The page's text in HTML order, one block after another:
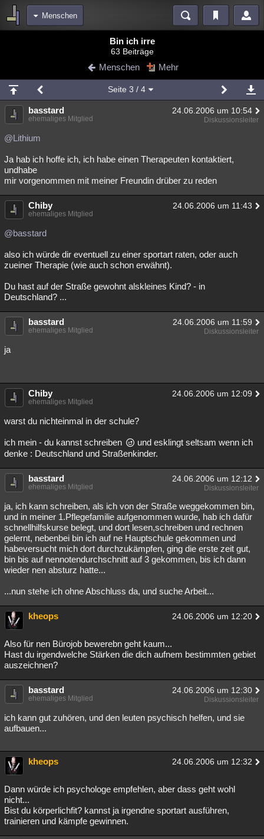
Menschen
Blogs
Chat Wiki Neuigkeiten
meine Rubriken
Menschen Mystery Kriminalfälle
Spiritualität
Natur Umfragen Unterhaltung
weitere Rubriken
Philosophie Träume Orte Esoterik Literatur
Astronomie Helpdesk
Übersichten
Lesenswert
Bin ich irre
63 Beiträge
Menschen Mehr
Seite 3 / 4
basstard 24.06.2006 um 10:54
ehemaliges Mitglied Diskussionsleiter
@Lithium
Ja hab ich hoffe ich, ich habe einen Therapeuten kontaktiert,
undhabe
mir vorgenommen mit meiner Freundin drüber zu reden
Chiby 24.06.2006 um 11:43
ehemaliges Mitglied
@basstard
also ich würde dir eventuell zu einer sportart raten, oder auch
zueiner Therapie (wie auch schon erwähnt).
Du hast auf der Straße gewohnt alskleines Kind? - in
Deutschland? ...
basstard 24.06.2006 um 11:59
ehemaliges Mitglied Diskussionsleiter
ja
Chiby 24.06.2006 um 12:09
ehemaliges Mitglied
warst du nichteinmal in der schule?
ich mein - du kannst schreiben
und esklingt seltsam wenn ich
denke : Deutschland und Straßenkinder.
basstard 24.06.2006 um 12:12
ehemaliges Mitglied Diskussionsleiter
ja, ich kann schreiben, als ich von der Straße weggekommen bin,
und in meiner 1.Pflegefamilie aufgenommen wurde, hab ich dafür
schnellhilfskurse belegt, und dort lesen,schreiben und rechnen
gelernt, nebenbei bin ich auf ne Hauptschule gekommen und
habeversucht mich dort durchzukämpfen, ging die erste zeit gut,
bin bis auf nennotendurchschnitt auf 3 gekommen, bis ich dann
wieder nen absturz hatte...
...nun stehe ich ohne Abschluss da, und suche Arbeit...
kheops 24.06.2006 um 12:20
Also für nen Bürojob bewerebn geht kaum...
Hast du irgendwelche Stärken die dich aufnem bestimmten gebiet
auszeichnen?
basstard 24.06.2006 um 12:30
ehemaliges Mitglied Diskussionsleiter
ich kann gut zuhören, und den leuten psychisch helfen, und sie
aufbauen...
kheops 24.06.2006 um 12:32
Dann würde ich psychologe empfehlen, aber dass geht wohl
nicht...
Bist du körperlichfit? kannst ja irgendne sportart ausführen,
trainieren und kämpfe gewinnen.